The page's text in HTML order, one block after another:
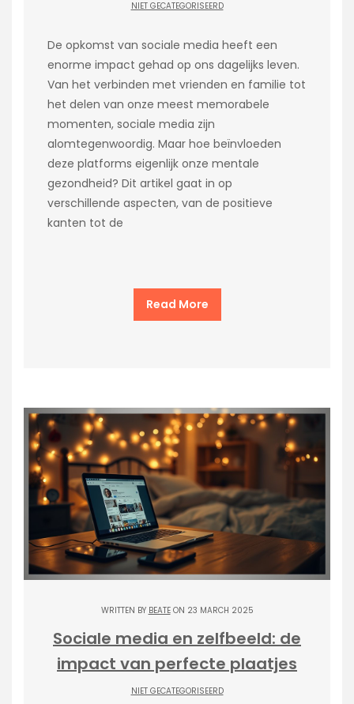
NIET GECATEGORISEERD
De opkomst van sociale media heeft een
enorme impact gehad op ons dagelijks leven.
Van het verbinden met vrienden en familie tot
het delen van onze meest memorabele
momenten, sociale media zijn
alomtegenwoordig. Maar hoe beïnvloeden
deze platforms eigenlijk onze mentale
gezondheid? Dit artikel gaat in op
verschillende aspecten, van de positieve
kanten tot de
Read More
WRITTEN BY BEATEON 23 MARCH 2025
Sociale media en zelfbeeld: de
impact van perfecte plaatjes
NIET GECATEGORISEERD